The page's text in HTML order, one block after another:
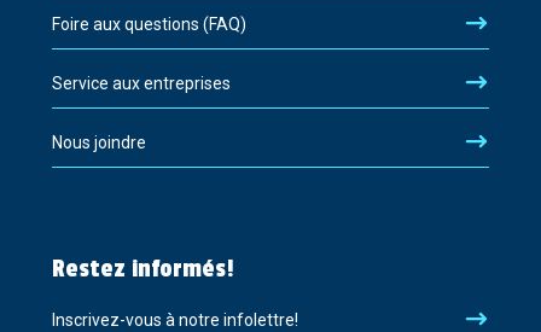
Foire aux questions (FAQ)
Service aux entreprises
Nous joindre
Restez informés!
Inscrivez-vous à notre infolettre!